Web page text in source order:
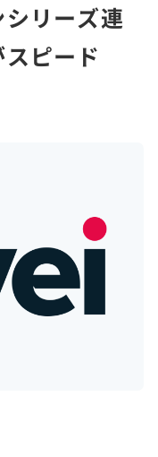
リーズ連
ピード